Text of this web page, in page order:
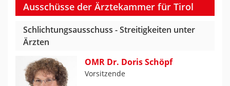
Ausschüsse der Ärztekammer für Tirol
Schlichtungsausschuss - Streitigkeiten unter
Ärzten
OMR Dr. Doris Schöpf
Vorsitzende